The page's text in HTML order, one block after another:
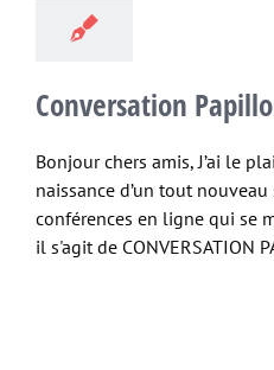
Conversation
Bonjour chers amis, J’ai le
naissance d’un tout
conférences en ligne qui se
il s'agit de CONVERSATION